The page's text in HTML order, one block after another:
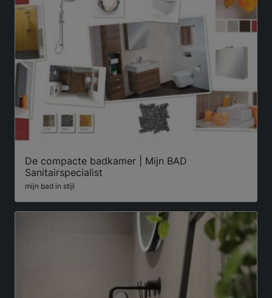
De compacte badkamer | Mijn BAD
Sanitairspecialist
mijn bad in stijl